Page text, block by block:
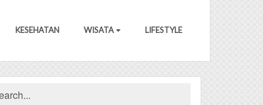
KESEHATAN WISATA LIFESTYLE